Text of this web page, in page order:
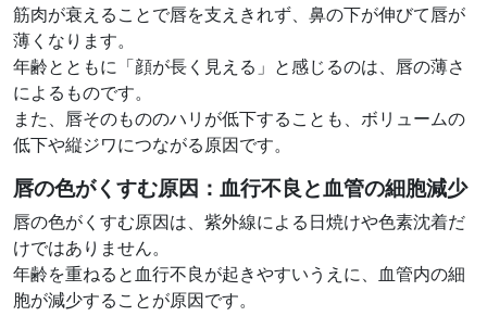
筋肉が衰えることで唇を支えきれず、鼻の下が伸びて唇が
薄くなります。
年齢とともに「顔が長く見える」と感じるのは、唇の薄さ
によるものです。
また、唇そのもののハリが低下することも、ボリュームの
低下や縦ジワにつながる原因です。
唇の色がくすむ原因： 血行不良と血管の細胞減少
唇の色がくすむ原因は、紫外線による日焼けや色素沈着だ
けではありません。
年齢を重ねると血行不良が起きやすいうえに、血管内の細
胞が減少することが原因です。